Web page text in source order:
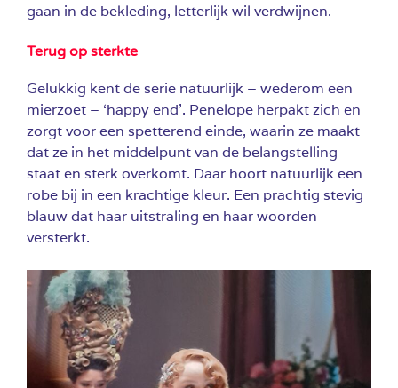
gaan in de bekleding, letterlijk wil verdwijnen.
Terug op sterkte
Gelukkig kent de serie natuurlijk – wederom een
mierzoet – ‘happy end’. Penelope herpakt zich en
zorgt voor een spetterend einde, waarin ze maakt
dat ze in het middelpunt van de belangstelling
staat en sterk overkomt. Daar hoort natuurlijk een
robe bij in een krachtige kleur. Een prachtig stevig
blauw dat haar uitstraling en haar woorden
versterkt.